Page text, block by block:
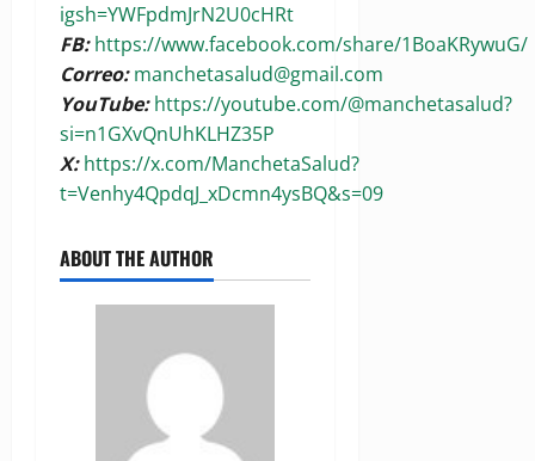
igsh=YWFpdmJrN2U0cHRt
FB:https://www.facebook.com/share/1BoaKRywuG/
Correo:manchetasalud@gmail.com
YouTube: https://youtube.com/@manchetasalud?
si=n1GXvQnUhKLHZ35P
X:https://x.com/ManchetaSalud?
t=Venhy4QpdqJ_xDcmn4ysBQ&s=09
ABOUT THE AUTHOR